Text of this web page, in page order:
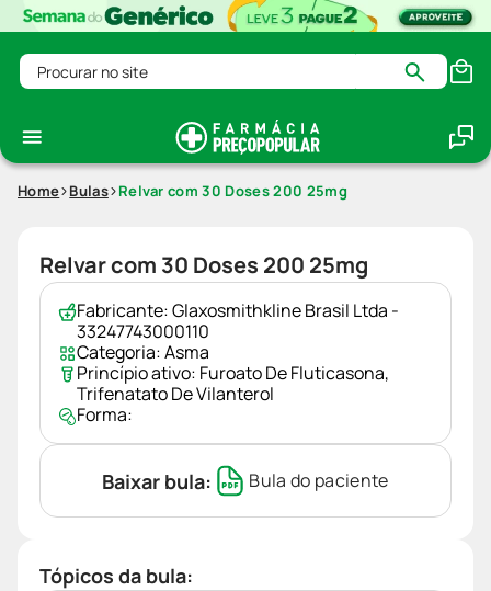
Procurar no site
Home Bulas Relvar com 30 Doses 200 25mg
Relvar com 30 Doses 200 25mg
Fabricante:Glaxosmithkline Brasil Ltda -
33247743000110
Categoria:Asma
Princípio ativo: Furoato De Fluticasona,
Trifenatato De Vilanterol
Forma:
Baixar bula: Bula do paciente
Tópicos da bula: